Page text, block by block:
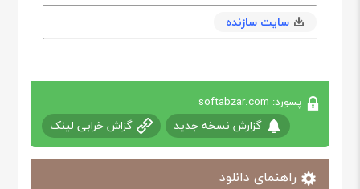
سایت سازنده
پسورد: softabzar.com
گزارش نسخه جدید گزاش خرابی لینک
راهنمای دانلود